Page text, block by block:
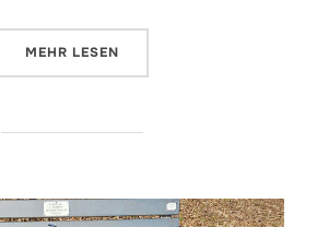
MEHR ÜBER „A480 REISKIRCHEN –
LESEN